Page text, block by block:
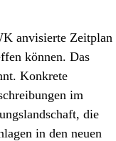
anvisierte Zeitplan
können. Das
Konkrete
im
die
in den neuen